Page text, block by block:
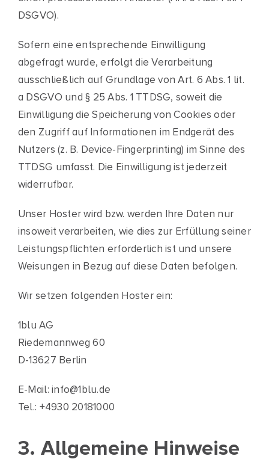
DSGVO).
Sofern eine entsprechende Einwilligung
abgefragt wurde, erfolgt die Verarbeitung
ausschließlich auf Grundlage von Art. 6 Abs. 1 lit.
a DSGVO und § 25 Abs. 1 TTDSG, soweit die
Einwilligung die Speicherung von Cookies oder
den Zugriff auf Informationen im Endgerät des
Nutzers (z. B. Device-Fingerprinting) im Sinne des
TTDSG umfasst. Die Einwilligung ist jederzeit
widerrufbar.
Unser Hoster wird bzw. werden Ihre Daten nur
insoweit verarbeiten, wie dies zur Erfüllung seiner
Leistungspflichten erforderlich ist und unsere
Weisungen in Bezug auf diese Daten befolgen.
Wir setzen folgenden Hoster ein:
1blu AG
Riedemannweg 60
D-13627 Berlin
E-Mail: info@1blu.de
Tel.: +4930 20181000
3. Allgemeine Hinweise